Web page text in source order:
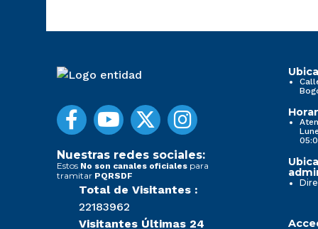
Nuestras redes sociales:
Estos No son canales oficiales para
tramitar PQRSDF
Total de Visitantes :
22183962
Visitantes Últimas 24